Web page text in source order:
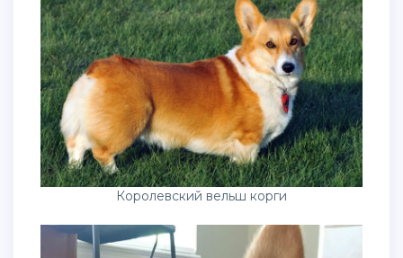
Королевский вельш корги